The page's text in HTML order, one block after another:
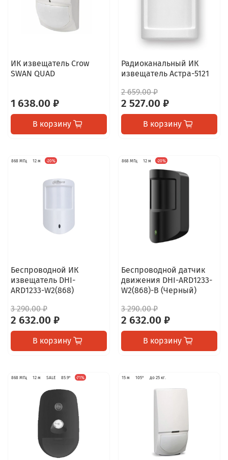
ИК извещатель Crow
SWAN QUAD
1 638.00 ₽
В корзину
Радиоканальный ИК
извещатель Астра-5121
2 659.00 ₽
2 527.00 ₽
В корзину
868 МГц 12 м -20%
Беспроводной ИК
извещатель DHI-
ARD1233-W2(868)
3 290.00 ₽
2 632.00 ₽
В корзину
868 МГц 12 м -20%
Беспроводной датчик
движения DHI-ARD1233-
W2(868)-B (Черный)
3 290.00 ₽
2 632.00 ₽
В корзину
868 МГц 12 м SALE 85.9° -71% 15 м 105° до 25 кг.